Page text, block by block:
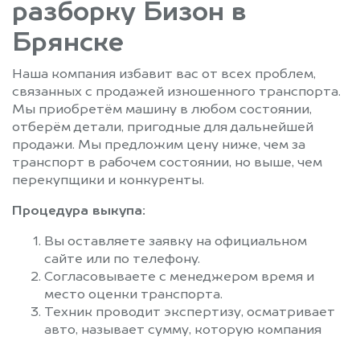
разборку Бизон в
Брянске
Наша компания избавит вас от всех проблем,
связанных с продажей изношенного транспорта.
Мы приобретём машину в любом состоянии,
отберём детали, пригодные для дальнейшей
продажи. Мы предложим цену ниже, чем за
транспорт в рабочем состоянии, но выше, чем
перекупщики и конкуренты.
Процедура выкупа:
Вы оставляете заявку на официальном
сайте или по телефону.
Согласовываете с менеджером время и
место оценки транспорта.
Техник проводит экспертизу, осматривает
авто, называет сумму, которую компания